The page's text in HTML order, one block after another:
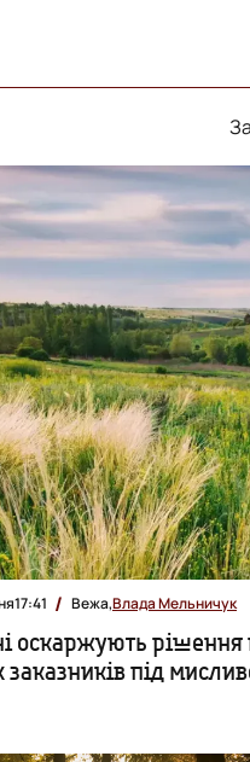
17:41 Вежа,Влада Мельничук
оскаржують
під